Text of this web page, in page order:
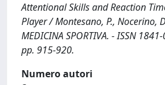
Attentional Skills and Reaction
Player / Montesano, P., Nocerino,
MEDICINA SPORTIVA. - ISSN
pp. 915-920.
Numero autori